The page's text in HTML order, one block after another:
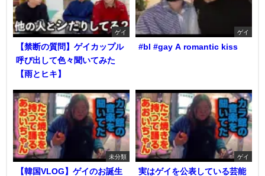
ゲイ
【禁断の質問】ゲイカップル
呼び出して色々聞いてみた
【雨とヒキ】
ゲイ
#bl #gay A romantic kiss
未分類
【韓国VLOG】ゲイのお誕生
ゲイ
実はゲイを公表している芸能